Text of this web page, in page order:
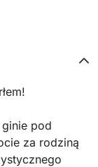
pod
za rodziną